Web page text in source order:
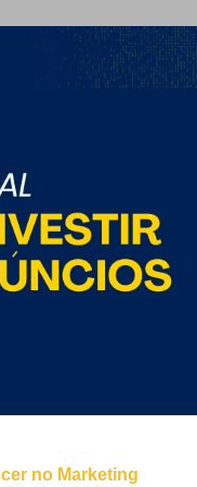
no Marketing